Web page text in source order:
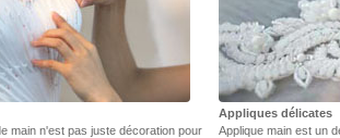
main n'est pas juste décoration pour
Appliques délicates
Applique main est un